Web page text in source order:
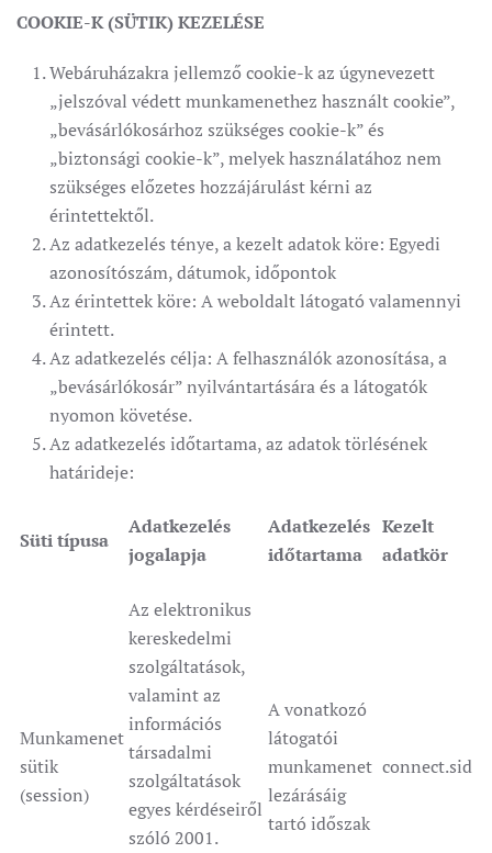
COOKIE-K (SÜTIK) KEZELÉSE
Webáruházakra jellemző cookie-k az úgynevezett
„jelszóval védett munkamenethez használt cookie”,
„bevásárlókosárhoz szükséges cookie-k” és
„biztonsági cookie-k”, melyek használatához nem
szükséges előzetes hozzájárulást kérni az
érintettektől.
Az adatkezelés ténye, a kezelt adatok köre: Egyedi
azonosítószám, dátumok, időpontok
Az érintettek köre: A weboldalt látogató valamennyi
érintett.
Az adatkezelés célja: A felhasználók azonosítása, a
„bevásárlókosár” nyilvántartására és a látogatók
nyomon követése.
Az adatkezelés időtartama, az adatok törlésének
határideje:
Süti típusa
Adatkezelés
jogalapja
Adatkezelés
időtartama
Kezelt
adatkör
Munkamenet
sütik
(session)
Az elektronikus
kereskedelmi
szolgáltatások,
valamint az
információs
társadalmi
szolgáltatások
egyes kérdéseiről
szóló 2001.
A vonatkozó
látogatói
munkamenet
lezárásáig
tartó időszak
connect.sid